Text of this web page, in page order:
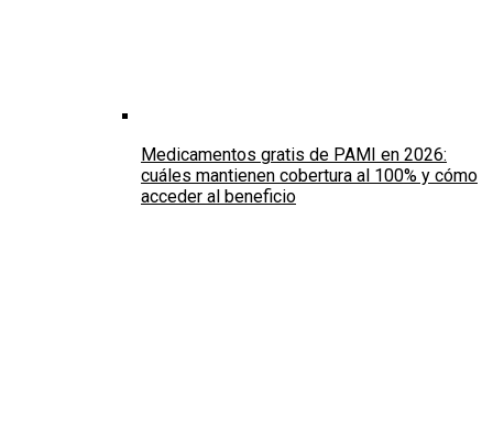
Medicamentos gratis de PAMI en 2026:
cuáles mantienen cobertura al 100% y cómo
acceder al beneficio